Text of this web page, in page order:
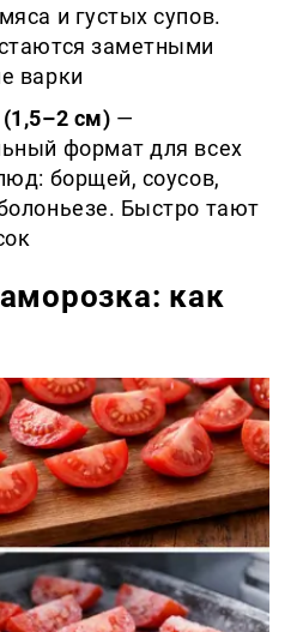
и густых супов.
заметными
варки
см) —
формат для всех
борщей, соусов,
Быстро тают
как